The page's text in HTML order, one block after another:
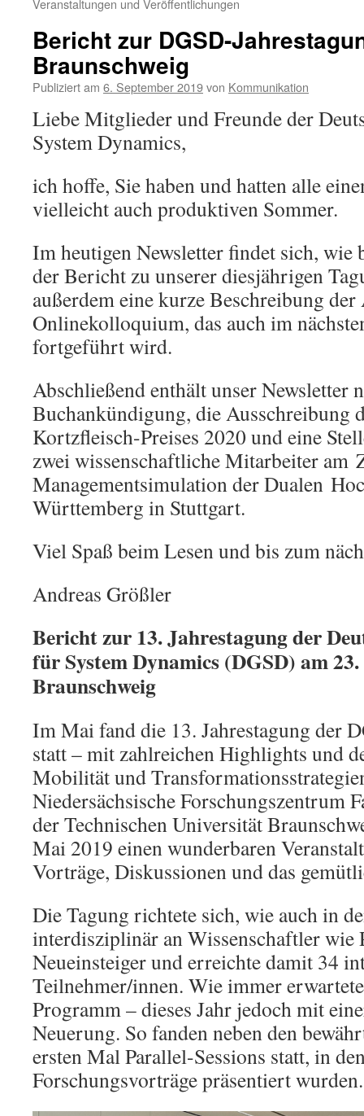
Veranstaltungen und Veröffentlichungen
Bericht zur DGSD-
Braunschweig
Publiziert am 6. September 2019von Kommunikation
Liebe Mitglieder und Freunde der
System Dynamics,
ich hoffe, Sie haben und hatten alle
vielleicht auch produktiven Sommer.
Im heutigen Newsletter findet sich, wie
der Bericht zu unserer diesjährigen
außerdem eine kurze Beschreibung
Onlinekolloquium, das auch im
fortgeführt wird.
Abschließend enthält unser Newsletter
Buchankündigung, die Ausschreibung
Kortzfleisch-Preises 2020 und eine
zwei wissenschaftliche Mitarbeiter am
Managementsimulation der Dualen
Württemberg in Stuttgart.
Viel Spaß beim Lesen und bis zum
Andreas Größler
Bericht zur 13. Jahrestagung der
für System Dynamics (DGSD) am
Braunschweig
Im Mai fand die 13. Jahrestagung der
statt – mit zahlreichen Highlights und
Mobilität und
Niedersächsische Forschungszentrum
der Technischen Universität
Mai 2019 einen wunderbaren
Vorträge, Diskussionen und das
Die Tagung richtete sich, wie auch in
interdisziplinär an Wissenschaftler wie
Neueinsteiger und erreichte damit 34
Teilnehmer/innen. Wie immer
Programm – dieses Jahr jedoch mit
Neuerung. So fanden neben den
ersten Mal Parallel-Sessions statt, in
Forschungsvorträge präsentiert wurden.